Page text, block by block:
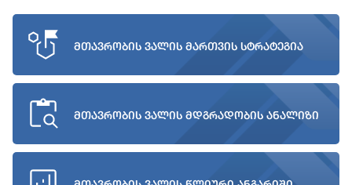
მთავრობის ვალის მართვის სტრატეგია
მთავრობის ვალის მდგრადობის ანალიზი